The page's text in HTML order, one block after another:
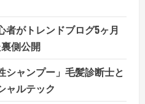
がトレンドブログ5ヶ月
側公開
シャンプー」毛髪診断士と
ャルテック